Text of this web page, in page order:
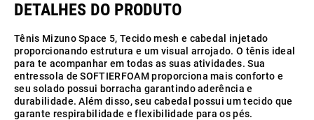
Tênis Mizuno Space 5, Tecido mesh e cabedal injetado
proporcionando estrutura e um visual arrojado. O tênis ideal
para te acompanhar em todas as suas atividades. Sua
entressola de SOFTIERFOAM proporciona mais conforto e
seu solado possui borracha garantindo aderência e
durabilidade. Além disso, seu cabedal possui um tecido que
garante respirabilidade e flexibilidade para os pés.